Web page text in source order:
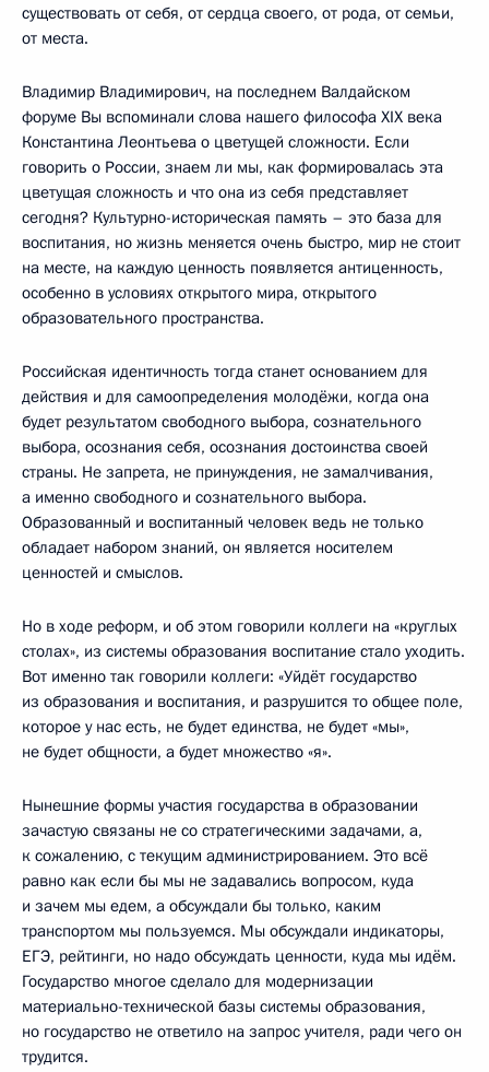
существовать от себя, от сердца своего, от рода, от семьи,
от места.
Владимир Владимирович, на последнем Валдайском
форуме Вы вспоминали слова нашего философа XIX века
Константина Леонтьева о цветущей сложности. Если
говорить о России, знаем ли мы, как формировалась эта
цветущая сложность и что она из себя представляет
сегодня? Культурно-историческая память – это база для
воспитания, но жизнь меняется очень быстро, мир не стоит
на месте, на каждую ценность появляется антиценность,
особенно в условиях открытого мира, открытого
образовательного пространства.
Российская идентичность тогда станет основанием для
действия и для самоопределения молодёжи, когда она
будет результатом свободного выбора, сознательного
выбора, осознания себя, осознания достоинства своей
страны. Не запрета, не принуждения, не замалчивания,
а именно свободного и сознательного выбора.
Образованный и воспитанный человек ведь не только
обладает набором знаний, он является носителем
ценностей и смыслов.
Но в ходе реформ, и об этом говорили коллеги на «круглых
столах», из системы образования воспитание стало уходить.
Вот именно так говорили коллеги: «Уйдёт государство
из образования и воспитания, и разрушится то общее поле,
которое у нас есть, не будет единства, не будет «мы»,
не будет общности, а будет множество «я».
Нынешние формы участия государства в образовании
зачастую связаны не со стратегическими задачами, а,
к сожалению, с текущим администрированием. Это всё
равно как если бы мы не задавались вопросом, куда
и зачем мы едем, а обсуждали бы только, каким
транспортом мы пользуемся. Мы обсуждали индикаторы,
ЕГЭ, рейтинги, но надо обсуждать ценности, куда мы идём.
Государство многое сделало для модернизации
материально-технической базы системы образования,
но государство не ответило на запрос учителя, ради чего он
трудится.